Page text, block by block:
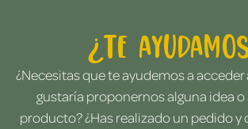
¿Te
¿Necesitas que te ayudemos a acceder
gustaría proponernos alguna idea
producto? ¿Has realizado un pedido y